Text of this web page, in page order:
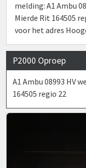
melding: A1 Ambu
Mierde Rit 164505
voor het adres
P2000 Oproep
A1 Ambu 08993 HV
164505 regio 22